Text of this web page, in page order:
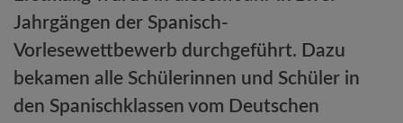
Jahrgängen der Spanisch-
Vorlesewettbewerb durchgeführt. Dazu
bekamen alle Schülerinnen und Schüler in
den Spanischklassen vom Deutschen